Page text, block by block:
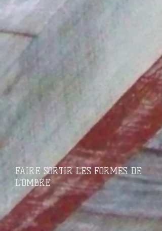
FAIRE SORTIR LES FORMES DE
L'OMBRE